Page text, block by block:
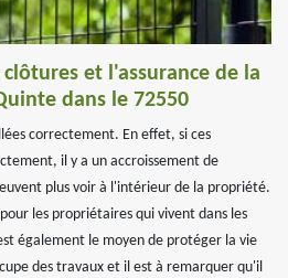
clôtures et l'assurance de la
dans le 72550
correctement. En effet, si ces
il y a un accroissement de
plus voir à l'intérieur de la propriété.
les propriétaires qui vivent dans les
également le moyen de protéger la vie
des travaux et il est à remarquer qu'il